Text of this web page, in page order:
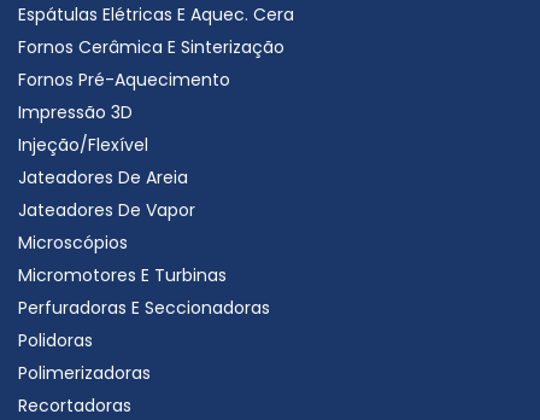
Espátulas Elétricas E Aquec. Cera
Fornos Cerâmica E Sinterização
Fornos Pré-Aquecimento
Impressão 3D
Injeção/Flexível
Jateadores De Areia
Jateadores De Vapor
Microscópios
Micromotores E Turbinas
Perfuradoras E Seccionadoras
Polidoras
Polimerizadoras
Recortadoras